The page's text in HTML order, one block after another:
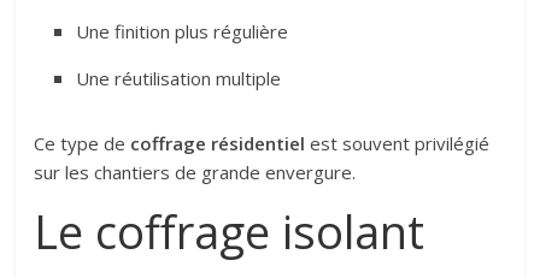
Une finition plus régulière
Une réutilisation multiple
Ce type de coffrage résidentiel est souvent privilégié
sur les chantiers de grande envergure.
Le coffrage isolant